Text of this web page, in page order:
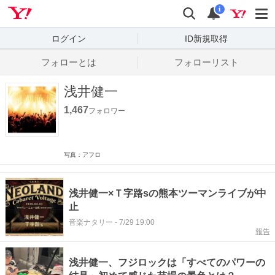
検索
通知
i
ログイン ID新規取得
フォローとは フォローリスト
浅井健一
1,467フォロワー
写真：アフロ
浅井健一×Ｔ字路sの熊本ツーマンライブが中
止
音楽ナタリー - 7/29 19:00
報告
浅井健一、フジロックは「すべてのパワーの